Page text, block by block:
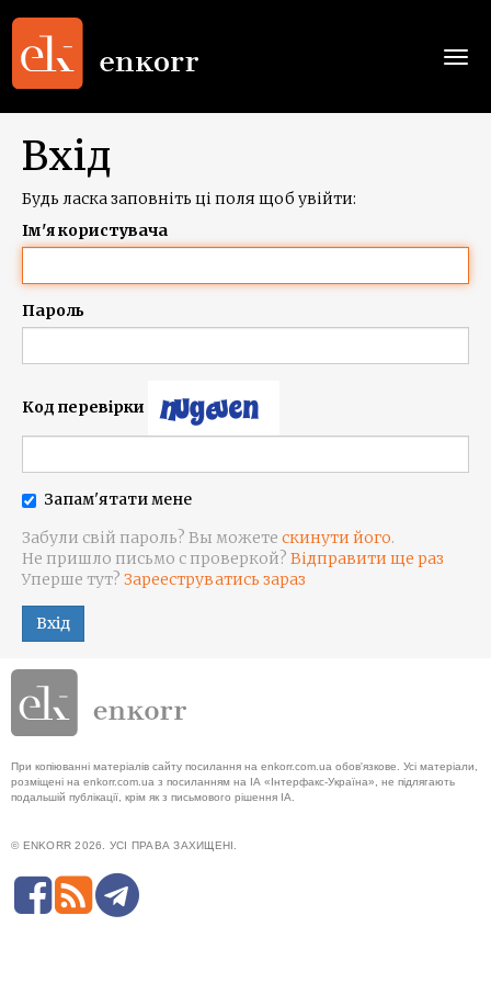
Вхід
Будь ласка заповніть ці поля щоб увійти:
Ім'я користувача
Пароль
Код перевірки
Запам'ятати мене
Забули свій пароль? Вы можете скинути його.
Не пришло письмо с проверкой? Відправити ще раз
Уперше тут? Зарееструватись зараз
Вхід
При копіюванні матеріалів сайту посилання на enkorr.com.ua обов'язкове. Усі матеріали,
розміщені на enkorr.com.ua з посиланням на ІА «Інтерфакс-Україна», не підлягають
подальшій публікації, крім як з письмового рішення ІА.
© ENKORR 2026. УСІ ПРАВА ЗАХИЩЕНІ.